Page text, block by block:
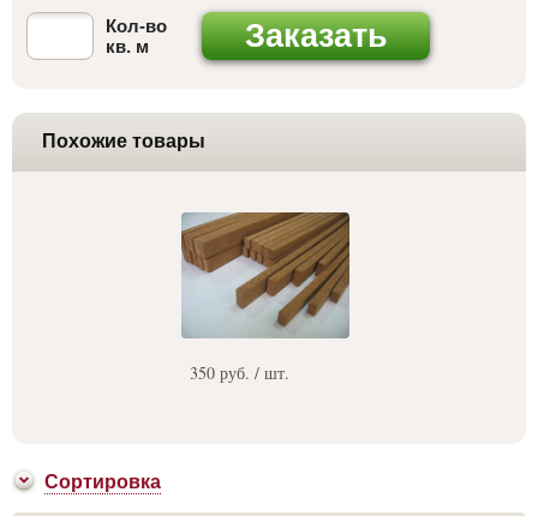
Кол-во
кв. м
Заказать
Похожие товары
350 руб. / шт.
Сортировка